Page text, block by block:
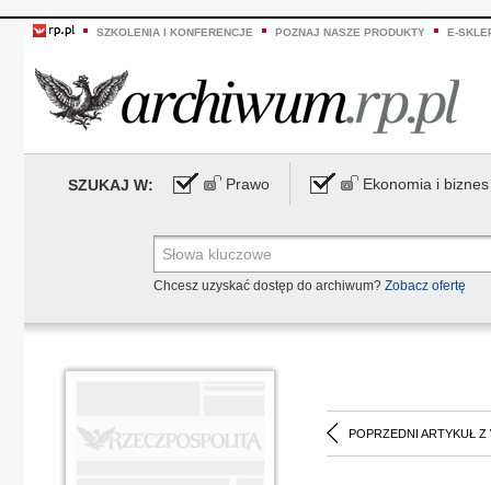
SZKOLENIA I KONFERENCJE POZNAJ NASZE PRODUKTY E-
SZUKAJ W: Prawo Ekonomia i biznes
Chcesz uzyskać dostęp do archiwum? Zobacz ofertę
POPRZEDNI ARTYKUŁ Z